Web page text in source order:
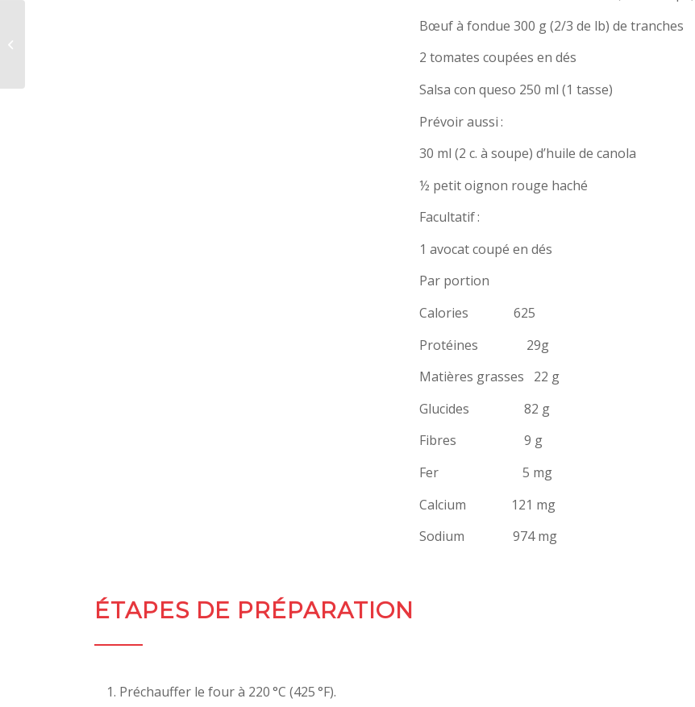
Bœuf à fondue 300 g (2/3 de lb) de tranches
2 tomates coupées en dés
Salsa con queso 250 ml (1 tasse)
Prévoir aussi :
30 ml (2 c. à soupe) d’huile de canola
½ petit oignon rouge haché
Facultatif :
1 avocat coupé en dés
Par portion
Calories 625
Protéines 29g
Matières grasses 22 g
Glucides 82 g
Fibres 9 g
Fer 5 mg
Calcium 121 mg
Sodium 974 mg
ÉTAPES DE PRÉPARATION
Préchauffer le four à 220 °C (425 °F).